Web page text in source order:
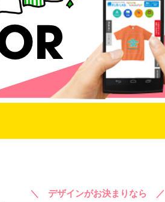
＼ デザインがお決まりなら ／